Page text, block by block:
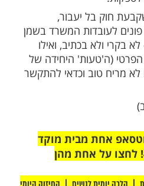
שלח הודעה ובקשה
לאימייל שלו, והוא
הסכום הנ"ל
אחרי 'בעל הבית' זה
כתיבתו ככל
בבקשתו את
ולאידך
את העובדת, על
ההעברה, "והרי כפי